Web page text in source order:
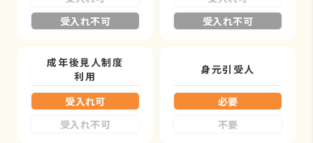
受入れ不可
受入れ不可
成年後見人制度
利用
受入れ可
受入れ不可
身元引受人
必要
不要